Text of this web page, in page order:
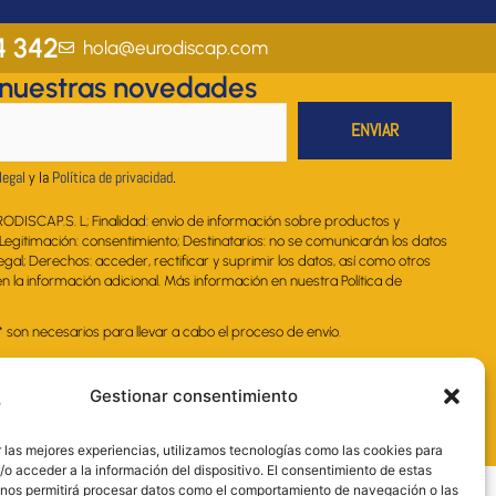
Gestionar consentimiento
las mejores experiencias, utilizamos tecnologías como las cookies para
o acceder a la información del dispositivo. El consentimiento de estas
permitirá procesar datos como el comportamiento de navegación o las
t
a
g
r
e
b
o
o
k
e
d
i
t
b
e
t
a
p
342 hola@eurodiscap.com
novedades
y la Política de privacidad.
L; Finalidad: envío de información sobre productos y
consentimiento; Destinatarios: no se comunicarán los datos
Derechos: acceder, rectificar y suprimir los datos, así como otros
la información adicional. Más información en nuestra Política de
necesarios para llevar a cabo el proceso de envío.